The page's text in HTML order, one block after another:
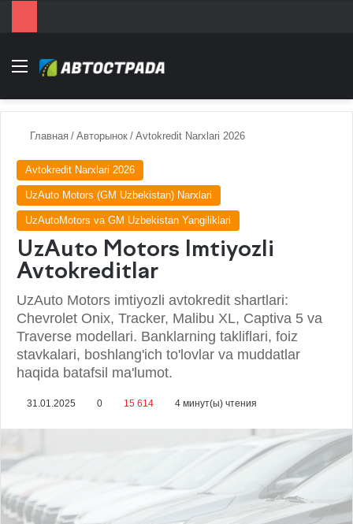
Menu
Главная / Авторынок / Avtokredit Narxlari 2026
Avtokredit Narxlari 2026
UzAuto Motors (GM Uzbekistan) Narxlari
UzAutoMotors va GM Uzbekistan Yangiliklari
UzAuto Motors Imtiyozli
Avtokreditlar
UzAuto Motors imtiyozli avtokredit shartlari:
Chevrolet Onix, Tracker, Malibu XL, Captiva 5 va
Traverse modellari. Banklarning takliflari, foiz
stavkalari, boshlang'ich to'lovlar va muddatlar
haqida batafsil ma'lumot.
31.01.2025 0 15 614 4 минут(ы) чтения